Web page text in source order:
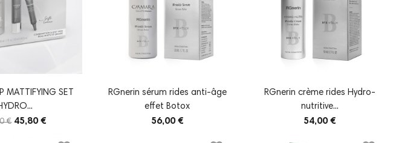
MATTIFYING SET
€ 45,80 €
RGnerin sérum rides anti-âge
effet Botox
56,00 €
RGnerin crème rides Hydro-
nutritive...
54,00 €